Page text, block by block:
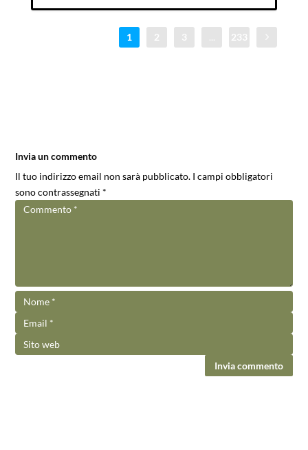
1 2 3 233
Invia un commento
Il tuo indirizzo email non sarà pubblicato. I campi obbligatori
sono contrassegnati *
Invia commento